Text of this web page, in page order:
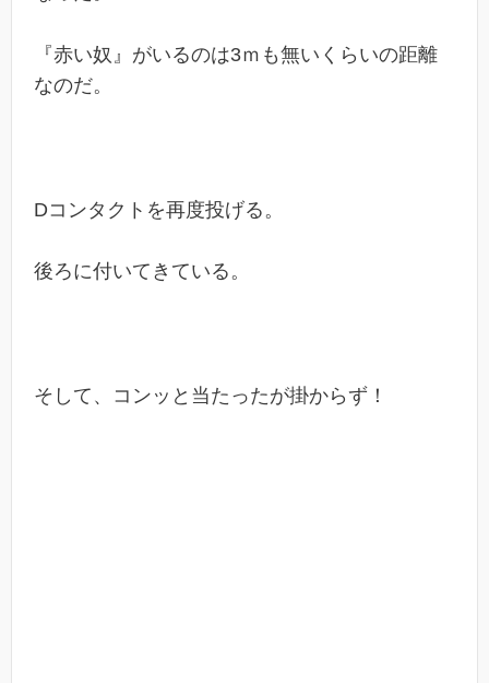
『赤い奴』がいるのは3ｍも無いくらいの距離
なのだ。
Dコンタクトを再度投げる。
後ろに付いてきている。
そして、コンッと当たったが掛からず！